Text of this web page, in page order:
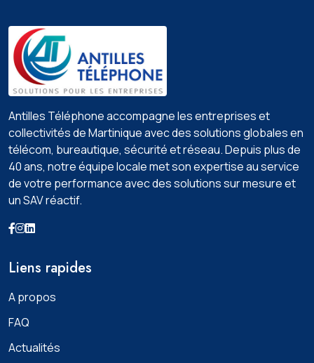
Antilles Téléphone accompagne les entreprises et
collectivités de Martinique avec des solutions globales en
télécom, bureautique, sécurité et réseau. Depuis plus de
40 ans, notre équipe locale met son expertise au service
de votre performance avec des solutions sur mesure et
un SAV réactif.
Liens rapides
A propos
FAQ
Actualités